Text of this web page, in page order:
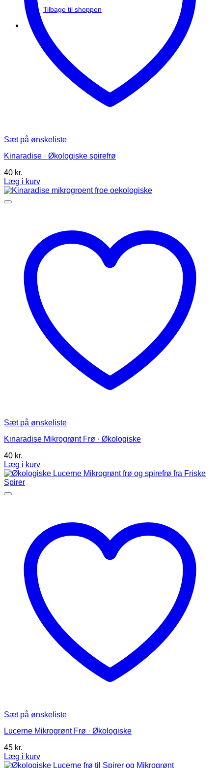
Tilbage til shoppen
Sæt på ønskeliste
Kinaradise · Økologiske spirefrø
40 kr.
Læg i kurv
Dette
vare
Mulighederne
varesiden
Sæt på ønskeliste
Kinaradise Mikrogrønt Frø · Økologiske
40 kr.
Læg i kurv
Dette
vare
har
varesiden
Sæt på ønskeliste
Lucerne Mikrogrønt Frø · Økologiske
45 kr.
Læg i kurv
Dette